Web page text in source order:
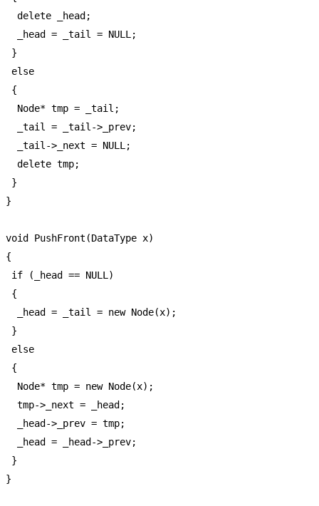
   delete _head;
   _head = _tail = NULL;
  }
  else
  {
   Node* tmp = _tail;
   _tail = _tail->_prev;
   _tail->_next = NULL;
   delete tmp;
  }
}
void PushFront(DataType x)
{
  if (_head == NULL)
  {
   _head = _tail = new Node(x);
  }
  else
  {
   Node* tmp = new Node(x);
   tmp->_next = _head;
   _head->_prev = tmp;
   _head = _head->_prev;
  }
}